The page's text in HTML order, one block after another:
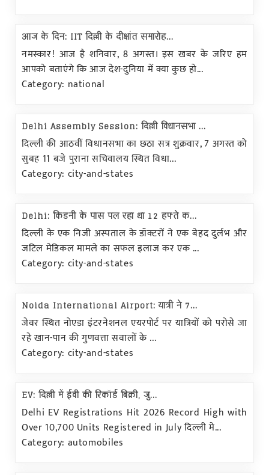
आज के दिन: IIT दिल्ली के दीक्षांत समारोह...
नमस्कार! आज है शनिवार, 8 अगस्त। इस खबर के जरिए हम
आपको बताएंगे कि आज देश-दुनिया में क्या कुछ हो...
Category: national
Delhi Assembly Session: दिल्ली विधानसभा ...
दिल्ली की आठवीं विधानसभा का छठा सत्र शुक्रवार, 7 अगस्त को
सुबह 11 बजे पुराना सचिवालय स्थित विधा...
Category: city-and-states
Delhi: किडनी के पास पल रहा था 12 हफ्ते क...
दिल्ली के एक निजी अस्पताल के डॉक्टरों ने एक बेहद दुर्लभ और
जटिल मेडिकल मामले का सफल इलाज कर एक ...
Category: city-and-states
Noida International Airport: यात्री ने 7...
जेवर स्थित नोएडा इंटरनेशनल एयरपोर्ट पर यात्रियों को परोसे जा
रहे खान-पान की गुणवत्ता सवालों के ...
Category: city-and-states
EV: दिल्ली में ईवी की रिकॉर्ड बिक्री, जु...
Delhi EV Registrations Hit 2026 Record High with
Over 10,700 Units Registered in July दिल्ली मे...
Category: automobiles